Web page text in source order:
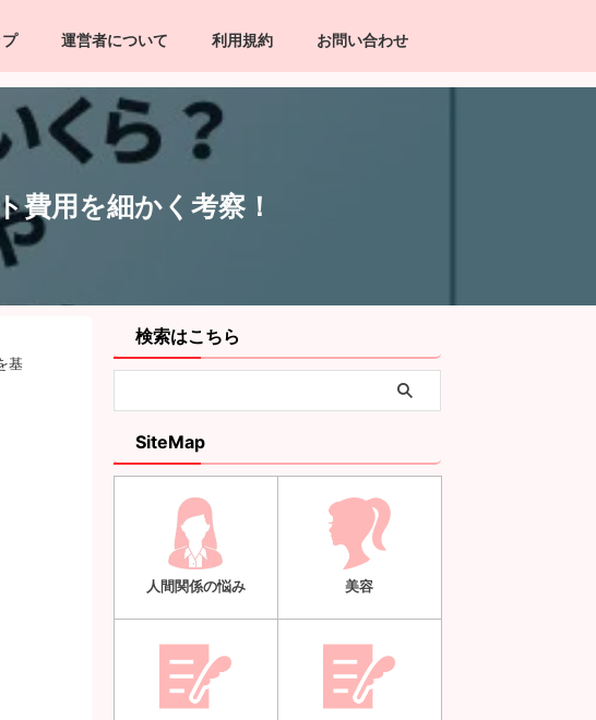
運営者について 利用規約 お問い合わせ
費用を細かく考察！
基
検索はこちら
SiteMap
人間関係の悩み 美容